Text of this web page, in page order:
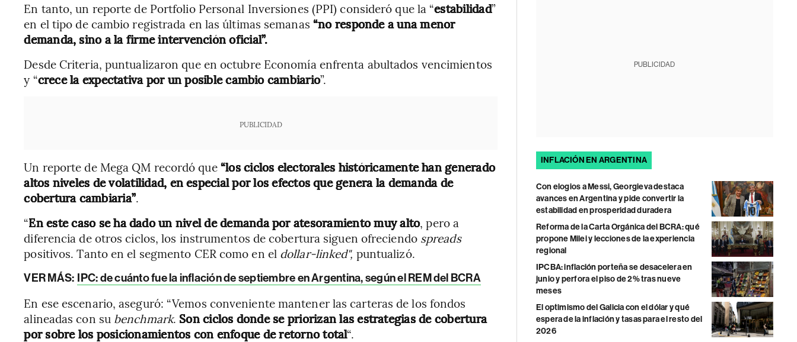
En tanto, un reporte de Portfolio Personal Inversiones (PPI) consideró que la “estabilidad”
en el tipo de cambio registrada en las últimas semanas “no responde a una menor
demanda, sino a la firme intervención oficial”.
Desde Criteria, puntualizaron que en octubre Economía enfrenta abultados vencimientos
y “crece la expectativa por un posible cambio cambiario”.
PUBLICIDAD
Un reporte de Mega QM recordó que“los ciclos electorales históricamente han generado
altos niveles de volatilidad, en especial por los efectos que genera la demanda de
cobertura cambiaria”.
“En este caso se ha dado un nivel de demanda por atesoramiento muy alto, pero a
diferencia de otros ciclos, los instrumentos de cobertura siguen ofreciendo spreads
positivos. Tanto en el segmento CER como en el dollar-linked", puntualizó.
VER MÁS: IPC: de cuánto fue la inflación de septiembre en Argentina, según el REM del BCRA
En ese escenario, aseguró: “Vemos conveniente mantener las carteras de los fondos
alineadas con su benchmark. Son ciclos donde se priorizan las estrategias de cobertura
por sobre los posicionamientos con enfoque de retorno total“.
PUBLICIDAD
INFLACIÓN EN ARGENTINA
Con elogios a Messi, Georgieva destaca
avances en Argentina y pide convertir la
estabilidad en prosperidad duradera
Reforma de la Carta Orgánica del BCRA: qué
propone Milei y lecciones de la experiencia
regional
IPCBA: inflación porteña se desacelera en
junio y perfora el piso de 2% tras nueve
meses
El optimismo del Galicia con el dólar y qué
espera de la inflación y tasas para el resto del
2026